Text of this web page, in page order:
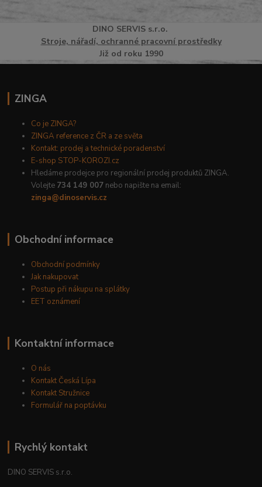
DINO SERVISs.r.o.
Stroje, nářadí, ochranné pracovní prostředky
Již od roku 1990
ZINGA
Co je ZINGA?
ZINGA reference z ČR a ze světa
Kontakt: prodej a technické poradenství
E-shop STOP-KOROZI.cz
Hledáme prodejce pro regionální prodej produktů ZINGA.
Volejte 734 149 007 nebo napište na email:
zinga@dinoservis.cz
Obchodní informace
Obchodní podmínky
Jak nakupovat
Postup při nákupu na splátky
EET oznámení
Kontaktní informace
O nás
Kontakt Česká Lípa
Kontakt Stružnice
Formulář na poptávku
Rychlý kontakt
DINO SERVIS s.r.o.